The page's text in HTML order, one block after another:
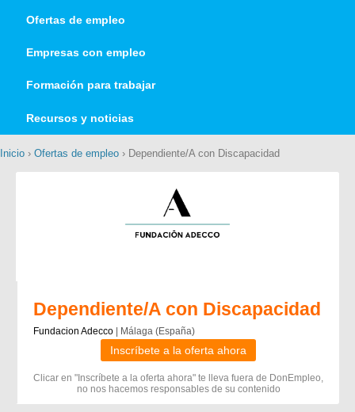
Ofertas de empleo
Empresas con empleo
Formación para trabajar
Recursos y noticias
Inicio › Ofertas de empleo › Dependiente/A con Discapacidad
Dependiente/A con Discapacidad
Fundacion Adecco | Málaga (España)
Inscríbete a la oferta ahora
Clicar en "Inscríbete a la oferta ahora" te lleva fuera de DonEmpleo,
no nos hacemos responsables de su contenido